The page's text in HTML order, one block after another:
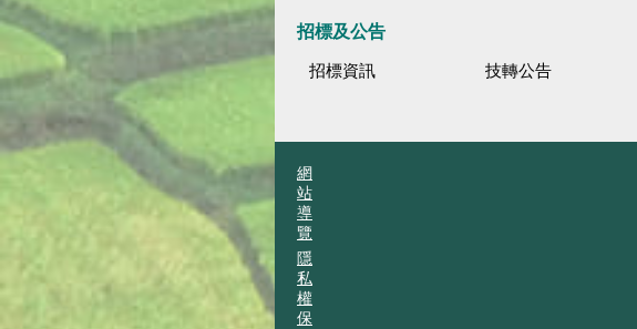
招標及公告
招標資訊 技轉公告
網
站
導
覽
隱
私
權
保